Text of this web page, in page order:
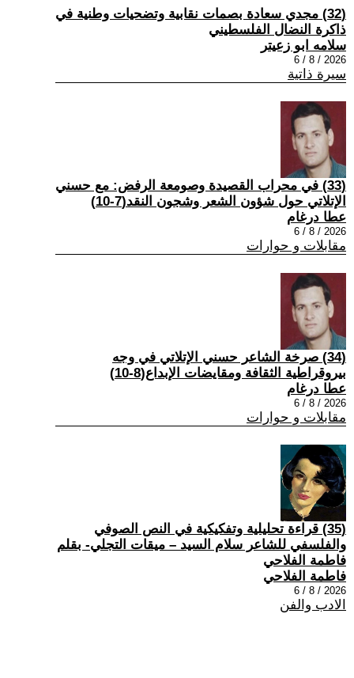
(32) مجدي سعادة بصمات نقابية وتضحيات وطنية في
ذاكرة النضال الفلسطيني
سلامه ابو زعيتر
2026 / 8 / 6
سيرة ذاتية
(33) في محراب القصيدة وصومعة الرفض: مع حسني
الإتلاتي حول شؤون الشعر وشجون النقد(7-10)
عطا درغام
2026 / 8 / 6
مقابلات و حوارات
(34) صرخة الشاعر حسني الإتلاتي في وجه
بيروقراطية الثقافة ومقايضات الإبداع(8-10)
عطا درغام
2026 / 8 / 6
مقابلات و حوارات
(35) قراءة تحليلية وتفكيكية في النص الصوفي
والفلسفي للشاعر سلام السيد – ميقات التجلي- بقلم
فاطمة الفلاحي
فاطمة الفلاحي
2026 / 8 / 6
الادب والفن